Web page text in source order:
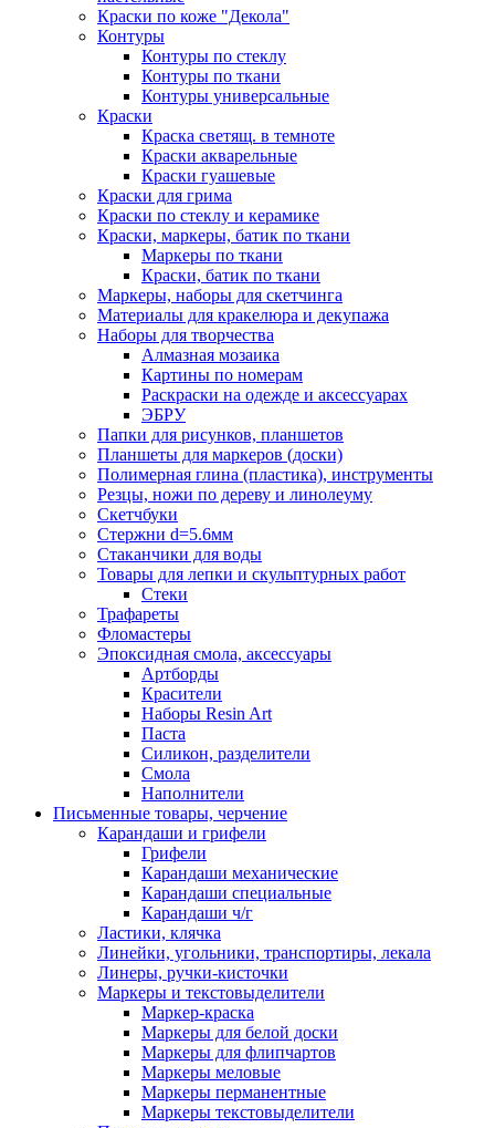
Краски по коже "Декола"
Контуры
Контуры по стеклу
Контуры по ткани
Контуры универсальные
Краски
Краска светящ. в темноте
Краски акварельные
Краски гуашевые
Краски для грима
Краски по стеклу и керамике
Краски, маркеры, батик по ткани
Маркеры по ткани
Краски, батик по ткани
Маркеры, наборы для скетчинга
Материалы для кракелюра и декупажа
Наборы для творчества
Алмазная мозаика
Картины по номерам
Раскраски на одежде и аксессуарах
ЭБРУ
Папки для рисунков, планшетов
Планшеты для маркеров (доски)
Полимерная глина (пластика), инструменты
Резцы, ножи по дереву и линолеуму
Скетчбуки
Стержни d=5.6мм
Стаканчики для воды
Товары для лепки и скульптурных работ
Стеки
Трафареты
Фломастеры
Эпоксидная смола, аксессуары
Артборды
Красители
Наборы Resin Art
Паста
Силикон, разделители
Смола
Наполнители
Письменные товары, черчение
Карандаши и грифели
Грифели
Карандаши механические
Карандаши специальные
Карандаши ч/г
Ластики, клячка
Линейки, угольники, транспортиры, лекала
Линеры, ручки-кисточки
Маркеры и текстовыделители
Маркер-краска
Маркеры для белой доски
Маркеры для флипчартов
Маркеры меловые
Маркеры перманентные
Маркеры текстовыделители